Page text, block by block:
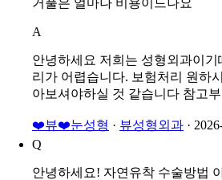
A
안녕하세요 저희는 성형외과이
리가 어렵습니다. 보험처리 원하
아보셔야하실 것 같습니다 참고
❤️뷰❤️눈성형 · 뷰성형외과 ·
Q
안녕하세요! 자연유착 수술방법